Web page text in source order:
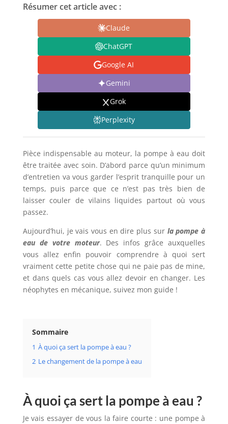
Résumer cet article avec :
Claude
ChatGPT
Google AI
Gemini
Grok
Perplexity
Pièce indispensable au moteur, la pompe à eau doit
être traitée avec soin. D’abord parce qu’un minimum
d’entretien va vous garder l’esprit tranquille pour un
temps, puis parce que ce n’est pas très bien de
laisser couler de vilains liquides partout où vous
passez.
Aujourd’hui, je vais vous en dire plus sur la pompe à
eau de votre moteur. Des infos grâce auxquelles
vous allez enfin pouvoir comprendre à quoi sert
vraiment cette petite chose qui ne paie pas de mine,
et dans quels cas vous allez devoir en changer. Les
néophytes en mécanique, suivez mon guide !
Sommaire
1 À quoi ça sert la pompe à eau ?
2 Le changement de la pompe à eau
À quoi ça sert la pompe à eau ?
Je vais essayer de vous la faire courte : une pompe à